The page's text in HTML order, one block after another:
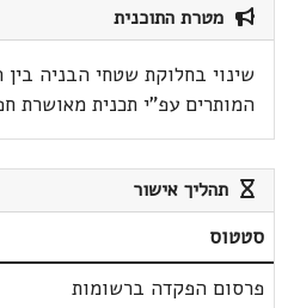
מטרת התוכנית
שינוי בחלוקת שטחי הבניה
המותרים עפ"י תכנית מאושרת חפ/
תהליך אישור
סטטוס
פרסום הפקדה ברשומות